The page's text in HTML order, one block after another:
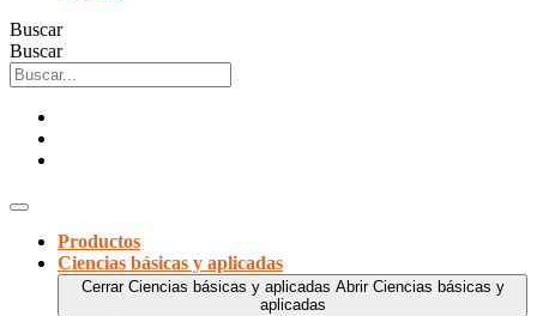
Buscar
Buscar
Productos
Ciencias básicas y aplicadas
Cerrar Ciencias básicas y aplicadas Abrir Ciencias básicas y
aplicadas